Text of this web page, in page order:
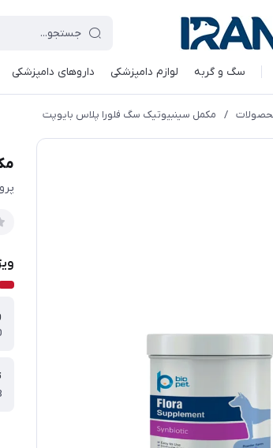
سگ و گربه لوازم دامپزشکی داروهای دامپزشکی
/ مکمل سینبیوتیک سگ فلورا پلاس بایوپت